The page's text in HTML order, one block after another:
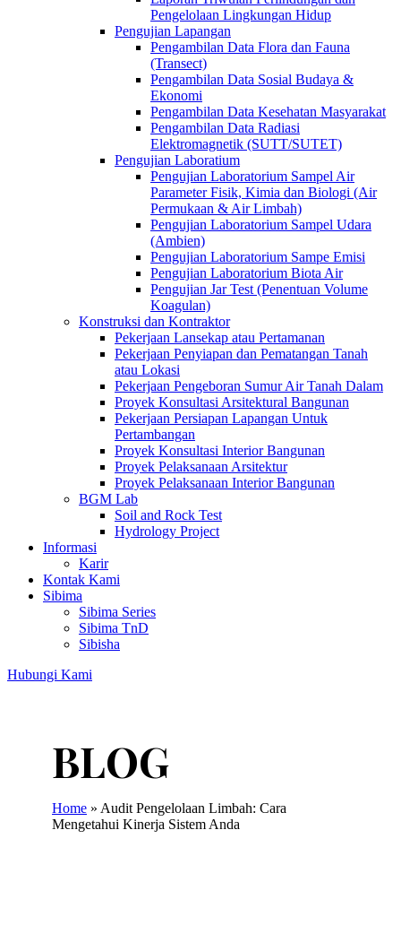
Pengelolaan Lingkungan Hidup
Pengujian Lapangan
Pengambilan Data Flora dan Fauna
(Transect)
Pengambilan Data Sosial Budaya &
Ekonomi
Pengambilan Data Kesehatan Masyarakat
Pengambilan Data Radiasi
Elektromagnetik (SUTT/SUTET)
Pengujian Laboratium
Pengujian Laboratorium Sampel Air
Parameter Fisik, Kimia dan Biologi (Air
Permukaan & Air Limbah)
Pengujian Laboratorium Sampel Udara
(Ambien)
Pengujian Laboratorium Sampe Emisi
Pengujian Laboratorium Biota Air
Pengujian Jar Test (Penentuan Volume
Koagulan)
Konstruksi dan Kontraktor
Pekerjaan Lansekap atau Pertamanan
Pekerjaan Penyiapan dan Pematangan Tanah
atau Lokasi
Pekerjaan Pengeboran Sumur Air Tanah Dalam
Proyek Konsultasi Arsitektural Bangunan
Pekerjaan Persiapan Lapangan Untuk
Pertambangan
Proyek Konsultasi Interior Bangunan
Proyek Pelaksanaan Arsitektur
Proyek Pelaksanaan Interior Bangunan
BGM Lab
Soil and Rock Test
Hydrology Project
Informasi
Karir
Kontak Kami
Sibima
Sibima Series
Sibima TnD
Sibisha
Hubungi Kami
Home » Audit Pengelolaan Limbah: Cara
Mengetahui Kinerja Sistem Anda